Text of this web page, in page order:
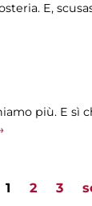
E,
più. E
1 2 3